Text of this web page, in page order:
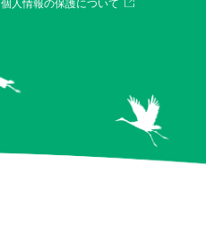
個人情報の保護について